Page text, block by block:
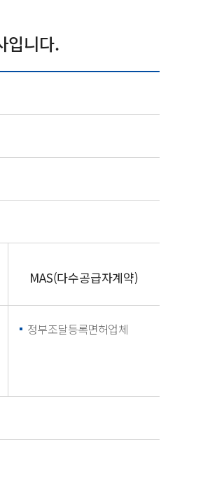
입니다.
MAS(다수공급자계약)
정부조달등록면허업체